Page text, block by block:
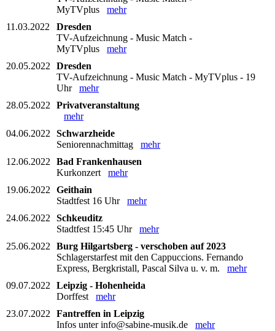
MyTVplus mehr
11.03.2022
Dresden
TV-Aufzeichnung - Music Match -
MyTVplus mehr
20.05.2022
Dresden
TV-Aufzeichnung - Music Match - MyTVplus - 19
Uhr mehr
28.05.2022
Privatveranstaltung
mehr
04.06.2022
Schwarzheide
Seniorennachmittag mehr
12.06.2022
Bad Frankenhausen
Kurkonzert mehr
19.06.2022
Geithain
Stadtfest 16 Uhr mehr
24.06.2022
Schkeuditz
Stadtfest 15:45 Uhr mehr
25.06.2022
Burg Hilgartsberg - verschoben auf 2023
Schlagerstarfest mit den Cappuccions. Fernando
Express, Bergkristall, Pascal Silva u. v. m. mehr
09.07.2022
Leipzig - Hohenheida
Dorffest mehr
23.07.2022
Fantreffen in Leipzig
Infos unter info@sabine-musik.de mehr